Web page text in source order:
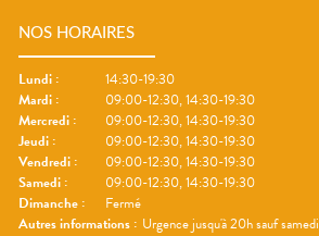
NOS HORAIRES
Lundi :
14:30-19:30
Mardi :
09:00-12:30, 14:30-19:30
Mercredi :
09:00-12:30, 14:30-19:30
Jeudi :
09:00-12:30, 14:30-19:30
Vendredi :
09:00-12:30, 14:30-19:30
Samedi :
09:00-12:30, 14:30-19:30
Dimanche :
Fermé
Autres informations : Urgence jusqu'à 20h sauf samedi